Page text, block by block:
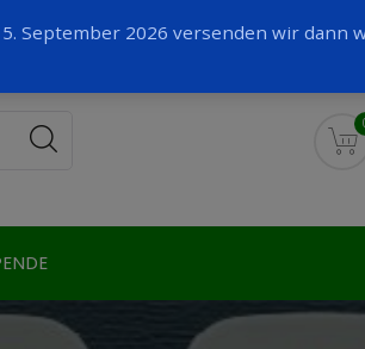
September 2026 versenden wir dann